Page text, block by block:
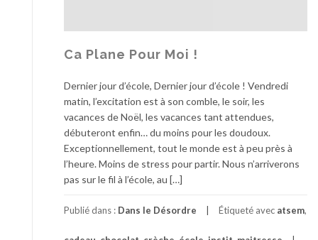
s
v
t
e
m
e
t
s
é
Ca Plane Pour Moi !
Dernier jour d’école, Dernier jour d’école ! Vendredi
matin, l’excitation est à son comble, le soir, les
vacances de Noël, les vacances tant attendues,
débuteront enfin… du moins pour les doudoux.
Exceptionnellement, tout le monde est à peu près à
l’heure. Moins de stress pour partir. Nous n’arriverons
pas sur le fil à l’école, au […]
Publié dans : Dans le Désordre Étiqueté avec atsem,